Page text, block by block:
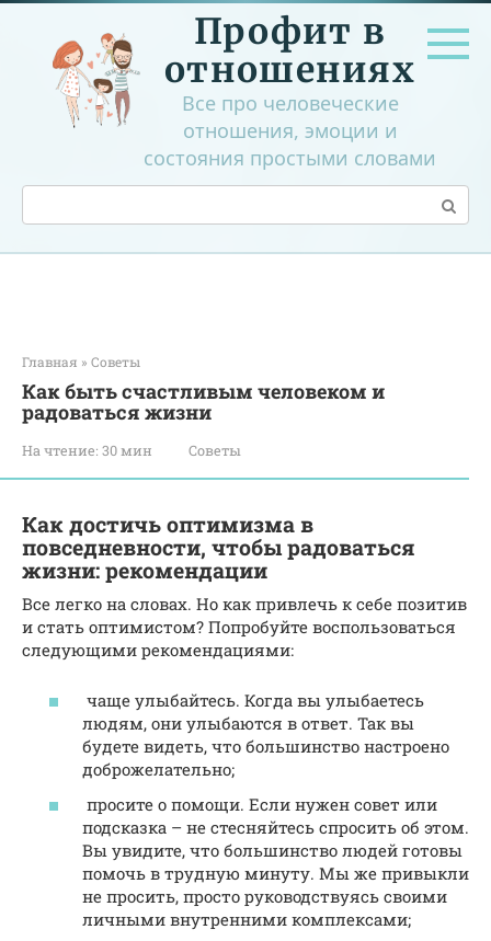
Перейти
контенту
Профит в
отношениях
Все про человеческие
отношения, эмоции и
состояния простыми словами
Поиск:
Главная » Советы
Как быть счастливым человеком и
радоваться жизни
На чтение: 30 мин Советы
Как достичь оптимизма в
повседневности, чтобы радоваться
жизни: рекомендации
Все легко на словах. Но как привлечь к себе позитив
и стать оптимистом? Попробуйте воспользоваться
следующими рекомендациями:
чаще улыбайтесь. Когда вы улыбаетесь
людям, они улыбаются в ответ. Так вы
будете видеть, что большинство настроено
доброжелательно;
просите о помощи. Если нужен совет или
подсказка – не стесняйтесь спросить об этом.
Вы увидите, что большинство людей готовы
помочь в трудную минуту. Мы же привыкли
не просить, просто руководствуясь своими
личными внутренними комплексами;